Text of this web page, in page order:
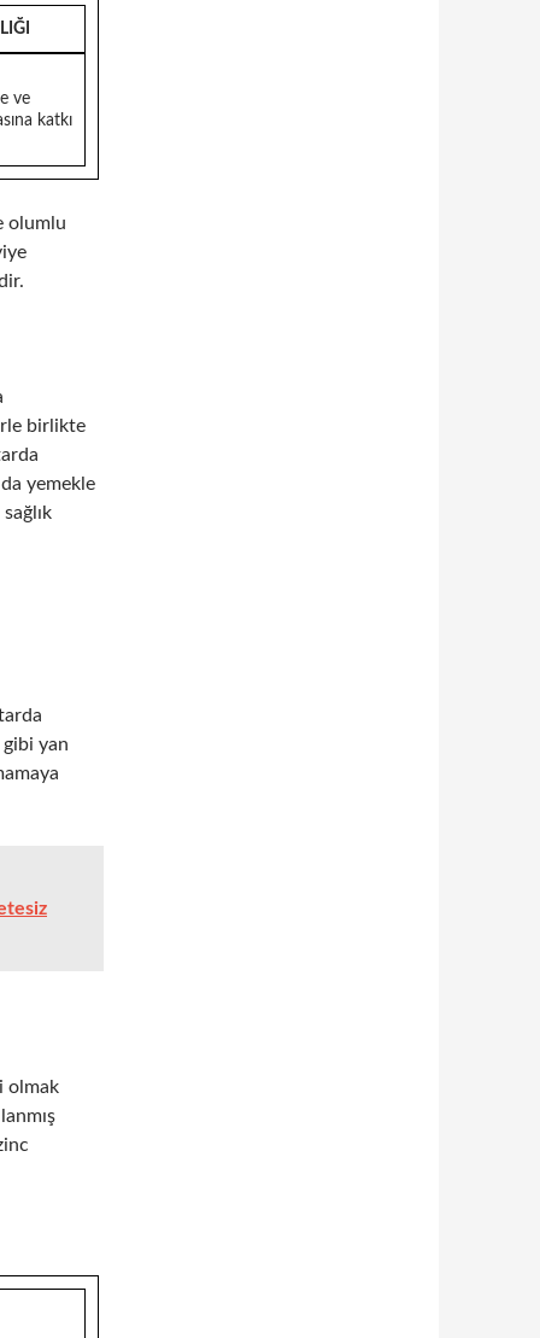
ve
katkı
olumlu
birlikte
yemekle
gibi yan
olmak